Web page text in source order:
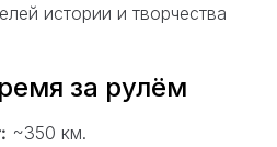
истории и творчества
за рулём
~350 км.